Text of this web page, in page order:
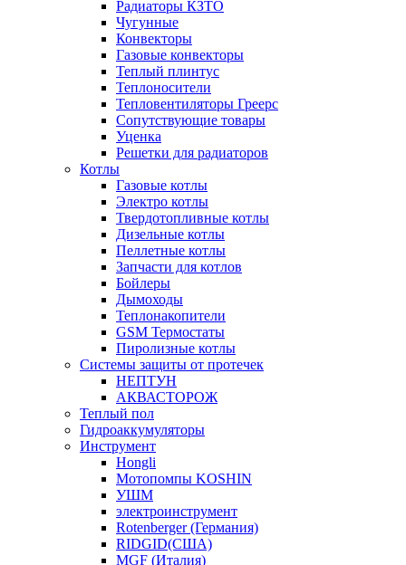
Радиаторы КЗТО
Чугунные
Конвекторы
Газовые конвекторы
Теплый плинтус
Теплоносители
Тепловентиляторы Греерс
Сопутствующие товары
Уценка
Решетки для радиаторов
Котлы
Газовые котлы
Электро котлы
Твердотопливные котлы
Дизельные котлы
Пеллетные котлы
Запчасти для котлов
Бойлеры
Дымоходы
Теплонакопители
GSM Термостаты
Пиролизные котлы
Системы защиты от протечек
НЕПТУН
АКВАСТОРОЖ
Теплый пол
Гидроаккумуляторы
Инструмент
Hongli
Мотопомпы KOSHIN
УШМ
электроинструмент
Rotenberger (Германия)
RIDGID(США)
MGF (Италия)